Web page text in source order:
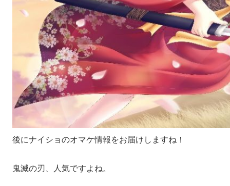
後にナイショのオマケ情報をお届けしますね！
鬼滅の刃、人気ですよね。